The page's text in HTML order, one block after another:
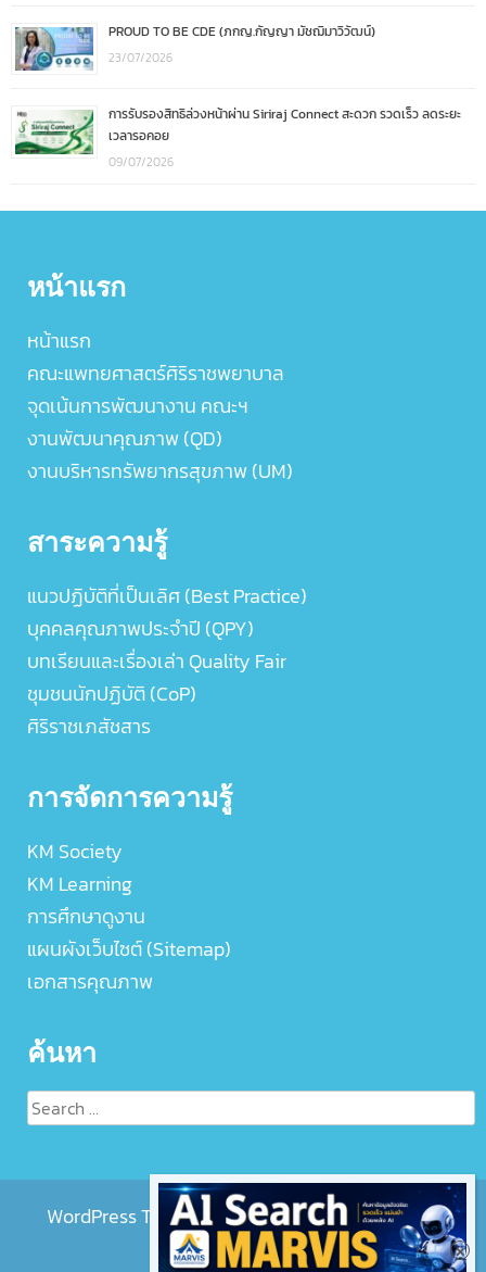
PROUD TO BE CDE (ภกญ.กัญญา มัชฌิมาวิวัฒน์)
23/07/2026
การรับรองสิทธิล่วงหน้าผ่าน Siriraj Connect สะดวก รวดเร็ว ลดระยะ
เวลารอคอย
09/07/2026
หน้าแรก
หน้าแรก
คณะแพทยศาสตร์ศิริราชพยาบาล
จุดเน้นการพัฒนางาน คณะฯ
งานพัฒนาคุณภาพ (QD)
งานบริหารทรัพยากรสุขภาพ (UM)
สาระความรู้
แนวปฏิบัติที่เป็นเลิศ (Best Practice)
บุคคลคุณภาพประจำปี (QPY)
บทเรียนและเรื่องเล่า Quality Fair
ชุมชนนักปฏิบัติ (CoP)
ศิริราชเภสัชสาร
การจัดการความรู้
KM Society
KM Learning
การศึกษาดูงาน
แผนผังเว็บไซต์ (Sitemap)
เอกสารคุณภาพ
ค้นหา
Search
for:
WordPress Theme :EightMedi Liteby 8Degree
Themes